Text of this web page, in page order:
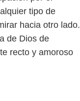
tipo de
hacia otro lado.
de Dios de
recto y amoroso